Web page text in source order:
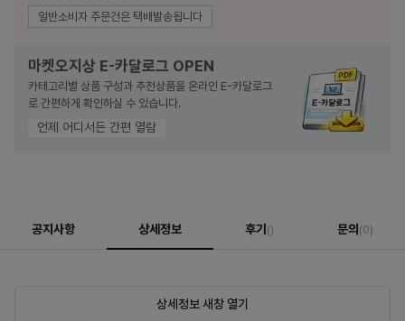
일반소비자 주문건은 택배발송됩니다
마켓오지상 E-카달로그 OPEN
카테고리별 상품 구성과 추천상품을 온라인 E-카달로그
로 간편하게 확인하실 수 있습니다.
언제 어디서든 간편 열람
공지사항 상세정보 후기 () 문의 (0)
상세정보 새창 열기